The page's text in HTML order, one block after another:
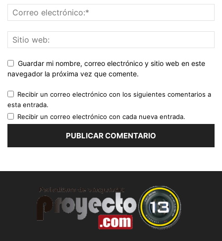
Guardar mi nombre, correo electrónico y sitio web en este
navegador la próxima vez que comente.
Recibir un correo electrónico con los siguientes comentarios a
esta entrada.
Recibir un correo electrónico con cada nueva entrada.